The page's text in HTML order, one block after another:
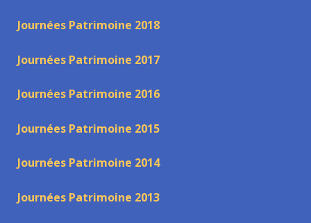
Journées Patrimoine 2018
Journées Patrimoine 2017
Journées Patrimoine 2016
Journées Patrimoine 2015
Journées Patrimoine 2014
Journées Patrimoine 2013